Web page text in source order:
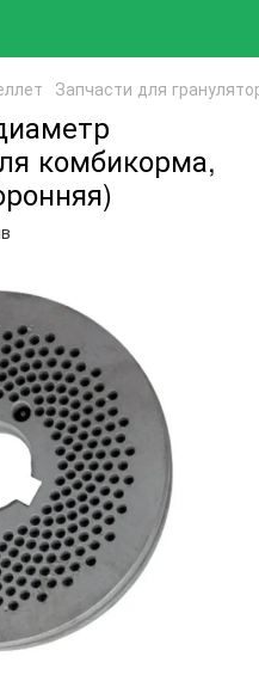
Запчасти для
комбикорма,